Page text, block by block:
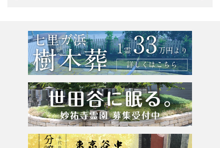
東京都
墓じまい・改葬
粉骨サービス
会社案内
アクセス
よくあるご質問
お問合せ